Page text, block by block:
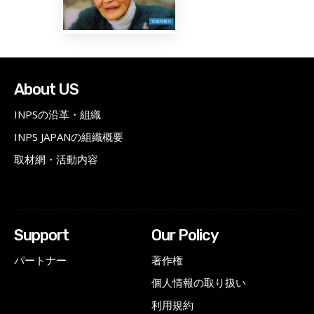
About US
INPSの沿革・組織
INPS JAPANの組織概要
取材網・活動内容
Support
パートナー
Our Policy
著作権
個人情報の取り扱い
利用規約